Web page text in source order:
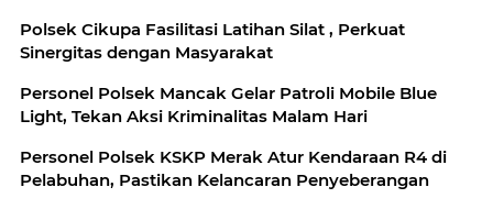
Polsek Cikupa Fasilitasi Latihan Silat , Perkuat
Sinergitas dengan Masyarakat
Personel Polsek Mancak Gelar Patroli Mobile Blue
Light, Tekan Aksi Kriminalitas Malam Hari
Personel Polsek KSKP Merak Atur Kendaraan R4 di
Pelabuhan, Pastikan Kelancaran Penyeberangan